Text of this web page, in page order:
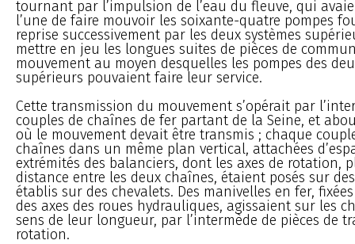
tournant par l’impulsion de l’eau du fleuve, qui
l’une de faire mouvoir les soixante-quatre pompes
reprise successivement par les deux systèmes
mettre en jeu les longues suites de pièces de
mouvement au moyen desquelles les pompes des
supérieurs pouvaient faire leur service.
Cette transmission du mouvement s’opérait par
couples de chaînes de fer partant de la Seine, et
où le mouvement devait être transmis ; chaque
chaînes dans un même plan vertical, attachées
extrémités des balanciers, dont les axes de rotation,
distance entre les deux chaînes, étaient posés sur
établis sur des chevalets. Des manivelles en fer,
des axes des roues hydrauliques, agissaient sur les
sens de leur longueur, par l’intermède de pièces de
rotation.